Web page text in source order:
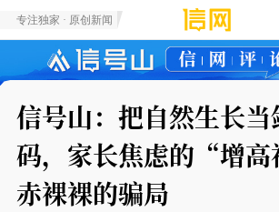
专注独家 · 原创新闻
信号山：把自然生长当
码，家长焦虑的“增
赤裸裸的骗局